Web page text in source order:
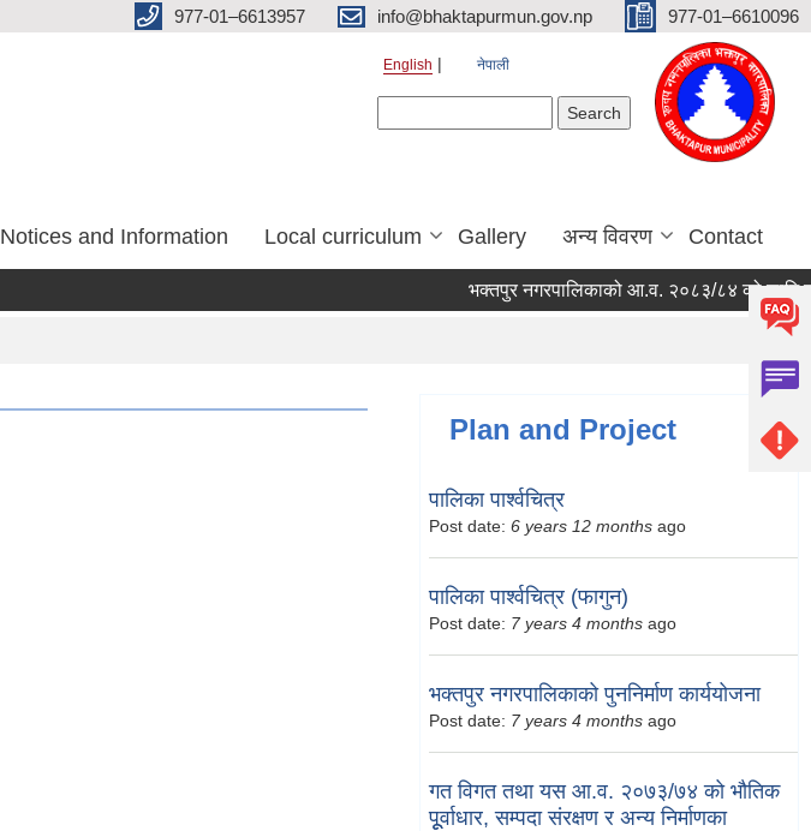
977-01–6613957 info@bhaktapurmun.gov.np 977-01–6610096
English नेपाली
Notices and Information Local curriculum Gallery अन्य विवरण Contact
भक्तपुर नगरपालिकाको आ.व. २०८३/८४ को लागि
Plan and Project
पालिका पार्श्वचित्र
Post date: 6 years 12 months ago
पालिका पार्श्वचित्र (फागुन)
Post date: 7 years 4 months ago
भक्तपुर नगरपालिकाको पुननिर्माण कार्ययोजना
Post date: 7 years 4 months ago
गत विगत तथा यस आ.व. २०७३/७४ को भौतिक
पूूर्वाधार, सम्पदा संरक्षण र अन्य निर्माणका